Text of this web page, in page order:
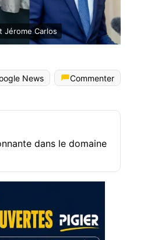
Jérome Carlos
News
Commenter
dans le domaine